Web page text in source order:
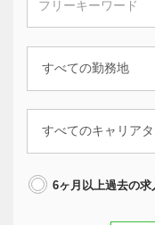
6ヶ月以上過去の求